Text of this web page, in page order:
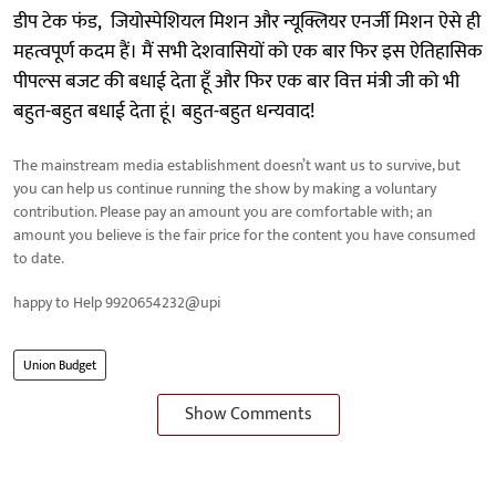
डीप टेक फंड, जियोस्पेशियल मिशन और न्यूक्लियर एनर्जी मिशन ऐसे ही
महत्वपूर्ण कदम हैं। मैं सभी देशवासियों को एक बार फिर इस ऐतिहासिक
पीपल्स बजट की बधाई देता हूँ और फिर एक बार वित्त मंत्री जी को भी
बहुत-बहुत बधाई देता हूं। बहुत-बहुत धन्यवाद!
The mainstream media establishment doesn’t want us to survive, but
you can help us continue running the show by making a voluntary
contribution. Please pay an amount you are comfortable with; an
amount you believe is the fair price for the content you have consumed
to date.
happy to Help 9920654232@upi
Union Budget
Show Comments